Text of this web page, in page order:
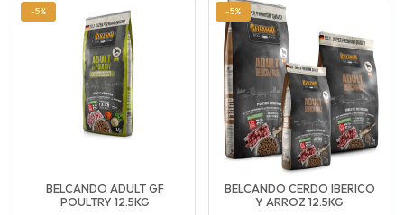
-5%
BELCANDO ADULT GF
POULTRY 12.5KG
-5%
BELCANDO CERDO IBERICO
Y ARROZ 12.5KG